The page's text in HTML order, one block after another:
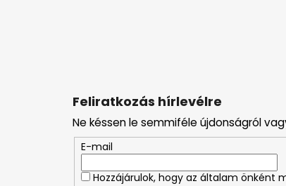
Feliratkozás hírlevélre
Ne késsen le semmiféle újdonságról
E-mail
Hozzájárulok, hogy az általam